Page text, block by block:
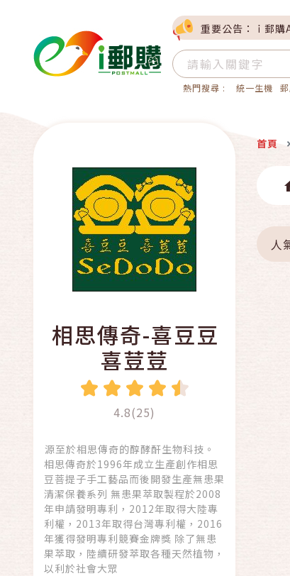
重要公告：ｉ郵
熱門搜尋 : 統一生機
相思傳奇-喜豆豆
喜荳荳
4.8(25)
源至於相思傳奇的醇酵酐生物科技。
相思傳奇於1996年成立生產創作相思
豆菩提子手工藝品而後開發生產無患果
清潔保養系列 無患果萃取製程於2008
年申請發明專利，2012年取得大陸專
利權，2013年取得台灣專利權，2016
年獲得發明專利競賽金牌獎 除了無患
果萃取，陸續研發萃取各種天然植物，
以利於社會大眾
首頁
人